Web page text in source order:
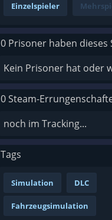
Einzelspieler
0 Prisoner haben dieses
Kein Prisoner hat oder
0 Steam-
noch im Tracking...
Tags
Simulation DLC
Fahrzeugsimulation